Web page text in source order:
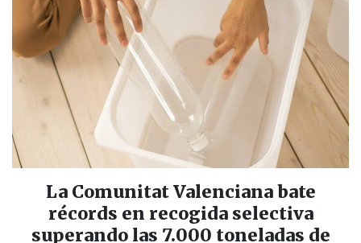
La Comunitat Valenciana bate
récords en recogida selectiva
superando las 7.000 toneladas de